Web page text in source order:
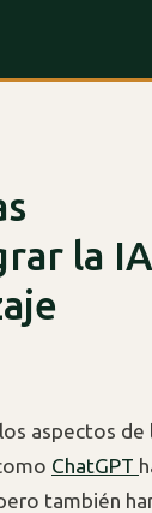
la
aspectos de
ChatGPT
también